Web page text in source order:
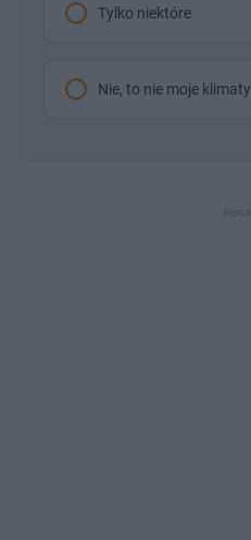
Tylko niektóre
Nie, to nie moje klimaty